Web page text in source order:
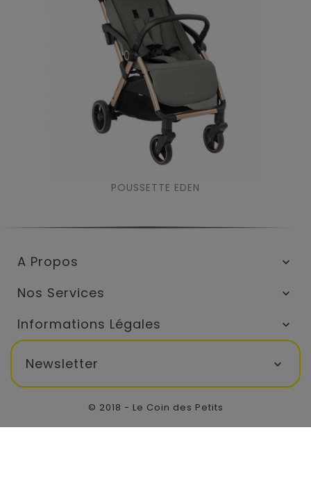
POUSSETTE EDEN
A Propos 
Nos Services 
Informations Légales 
Newsletter 
© 2018 - Le Coin des Petits